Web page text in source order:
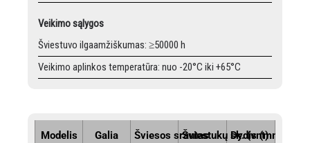
Veikimo sąlygos
Šviestuvo ilgaamžiškumas: ≥50000 h
Veikimo aplinkos temperatūra: nuo -20°C iki +65°C
Modelis Galia Šviesos srautasŠviestukų sk. (vnt)
Dydis (mm)